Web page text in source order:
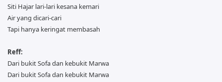
Siti Hajar lari-lari kesana kemari
Air yang dicari-cari
Tapi hanya keringat membasah
Reff:
Dari bukit Sofa dan kebukit Marwa
Dari bukit Sofa dan kebukit Marwa